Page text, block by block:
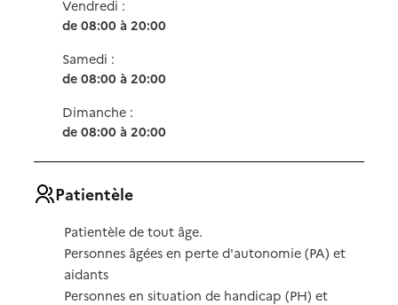
Vendredi :
de 08:00 à 20:00
Samedi :
de 08:00 à 20:00
Dimanche :
de 08:00 à 20:00
Patientèle
Patientèle de tout âge.
Personnes âgées en perte d'autonomie (PA) et
aidants
Personnes en situation de handicap (PH) et